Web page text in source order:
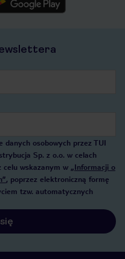
danych osobowych przez TUI
Sp. z o.o. w celach
celu wskazanym w „Informacji o
, poprzez elektroniczną formę
tzw. automatycznych